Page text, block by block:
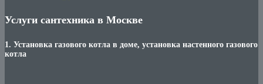
Услуги сантехника в Москве
1. Установка газового котла в доме, установка настенного газового
котла